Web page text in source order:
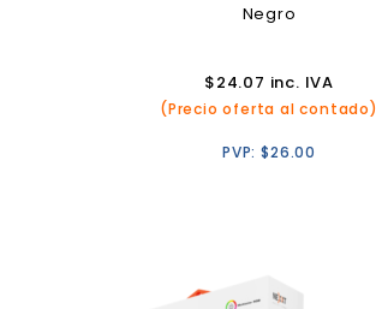
Negro
$24.07 inc. IVA
(Precio oferta al contado)
PVP:$26.00